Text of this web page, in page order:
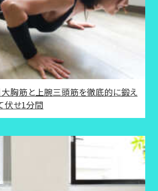
大胸筋と上腕三頭筋を徹底的に鍛え
伏せ1分間